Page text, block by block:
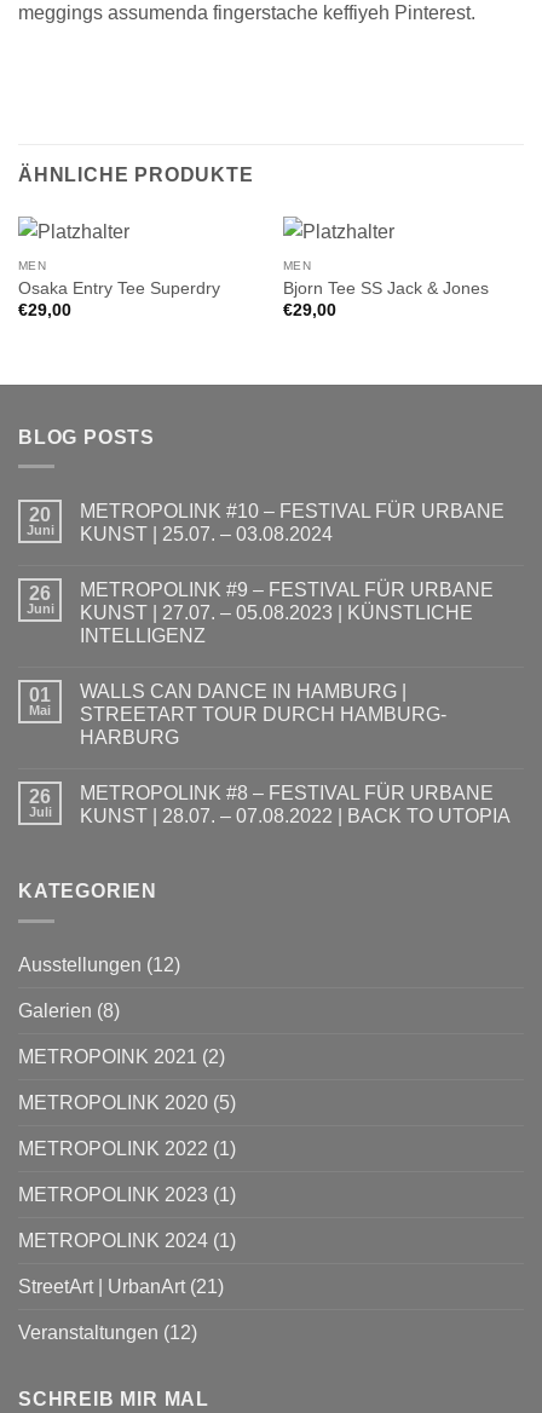
meggings assumenda fingerstache keffiyeh Pinterest.
ÄHNLICHE PRODUKTE
MEN
Osaka Entry Tee Superdry
€29,00
MEN
Bjorn Tee SS Jack & Jones
€29,00
BLOG POSTS
20
Juni
METROPOLINK #10 – FESTIVAL FÜR URBANE
KUNST | 25.07. – 03.08.2024
zu
METROPOLINK
#10
URBANE
KUNST
25.07.
–
26
Juni
METROPOLINK #9 – FESTIVAL FÜR URBANE
KUNST | 27.07. – 05.08.2023 | KÜNSTLICHE
INTELLIGENZ
zu
METROPOLINK
#9
–
URBANE
KUNST
|
KÜNSTLICHE
01
Mai
WALLS CAN DANCE IN HAMBURG |
STREETART TOUR DURCH HAMBURG-
HARBURG
zu
WALLS
CAN
|
HARBURG
26
Juli
METROPOLINK #8 – FESTIVAL FÜR URBANE
KUNST | 28.07. – 07.08.2022 | BACK TO UTOPIA
METROPOLINK
URBANE
28.07.
|
TO
UTOPIA
KATEGORIEN
Ausstellungen (12)
Galerien (8)
METROPOINK 2021 (2)
METROPOLINK 2020 (5)
METROPOLINK 2022 (1)
METROPOLINK 2023 (1)
METROPOLINK 2024 (1)
StreetArt | UrbanArt (21)
Veranstaltungen (12)
SCHREIB MIR MAL